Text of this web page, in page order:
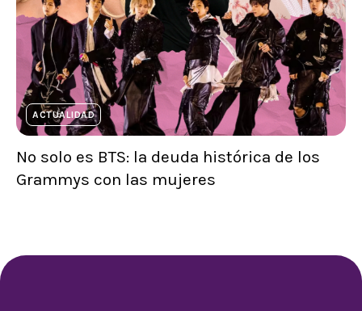
ACTUALIDAD
No solo es BTS: la deuda histórica de los
Grammys con las mujeres